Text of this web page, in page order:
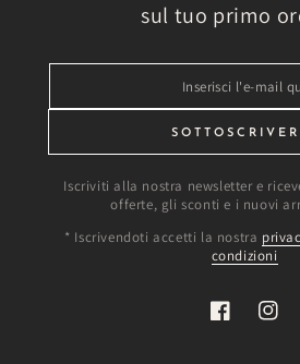
Modalità
sul tuo primo
l'e-
Iscriviti alla nostra newsletter e
offerte, gli sconti e i nuovi
* Iscrivendoti accetti la nostra
condizioni
Facebook